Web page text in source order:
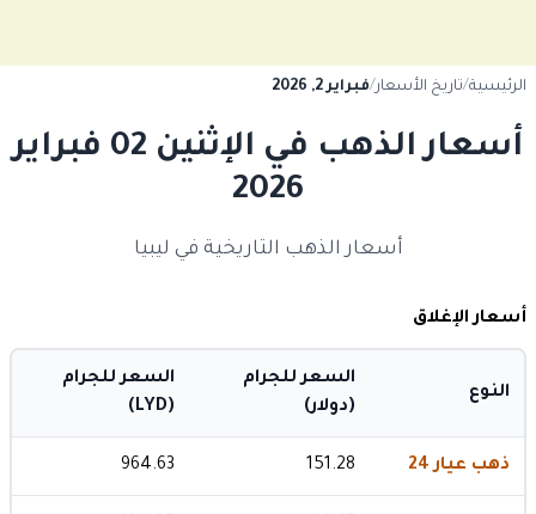
الرئيسية/تاريخ الأسعار/فبراير 2, 2026
أسعار الذهب في الإثنين 02 فبراير
2026
أسعار الذهب التاريخية في ليبيا
أسعار الإغلاق
النوع
السعر للجرام
(دولار)
السعر للجرام
(LYD)
ذهب عيار 24 151.28
964.63